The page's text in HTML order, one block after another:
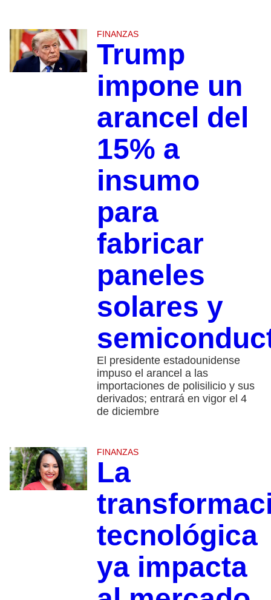
FINANZAS
Trump
impone un
arancel del
15% a
insumo
para
fabricar
paneles
solares y
El presidente estadounidense
impuso el arancel a las
importaciones de polisilicio y sus
derivados; entrará en vigor el 4
de diciembre
FINANZAS
La
tecnológica
ya impacta